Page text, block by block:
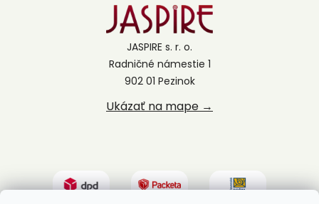
JASPIRE s. r. o.
Radničné námestie 1
902 01 Pezinok
Ukázať na mape →